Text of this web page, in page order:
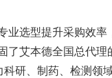
业选型提升采购效率
了艾本德全国总代理
研、制药、检测领